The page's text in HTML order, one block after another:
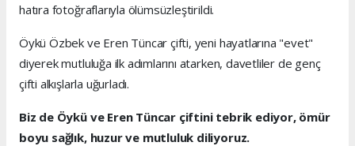
hatıra fotoğraflarıyla ölümsüzleştirildi.
Öykü Özbek ve Eren Tüncar çifti, yeni hayatlarına "evet"
diyerek mutluluğa ilk adımlarını atarken, davetliler de genç
çifti alkışlarla uğurladı.
Biz de Öykü ve Eren Tüncar çiftini tebrik ediyor, ömür
boyu sağlık, huzur ve mutluluk diliyoruz.